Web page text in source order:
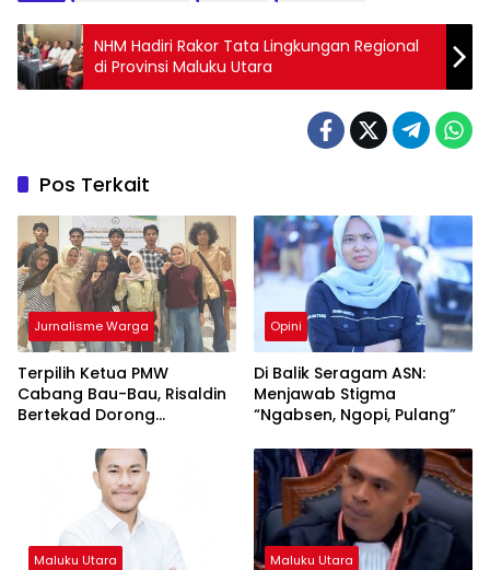
NHM Hadiri Rakor Tata Lingkungan Regional
di Provinsi Maluku Utara
Pos Terkait
Jurnalisme Warga
Terpilih Ketua PMW
Cabang Bau-Bau, Risaldin
Bertekad Dorong
Opini
Di Balik Seragam ASN:
Menjawab Stigma
“Ngabsen, Ngopi, Pulang”
Maluku Utara Maluku Utara